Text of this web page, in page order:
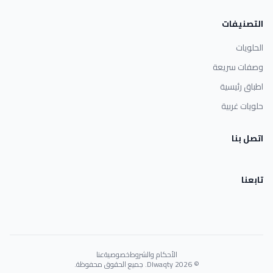
التصنيفات
الحلويات
وصفات سريعة
اطباق رئيسية
حلويات غربية
اتصل بنا
تابعنا
الأحكام والشروطخصوصيةعنا
© 2026 Dlwaqty. جميع الحقوق محفوظة.